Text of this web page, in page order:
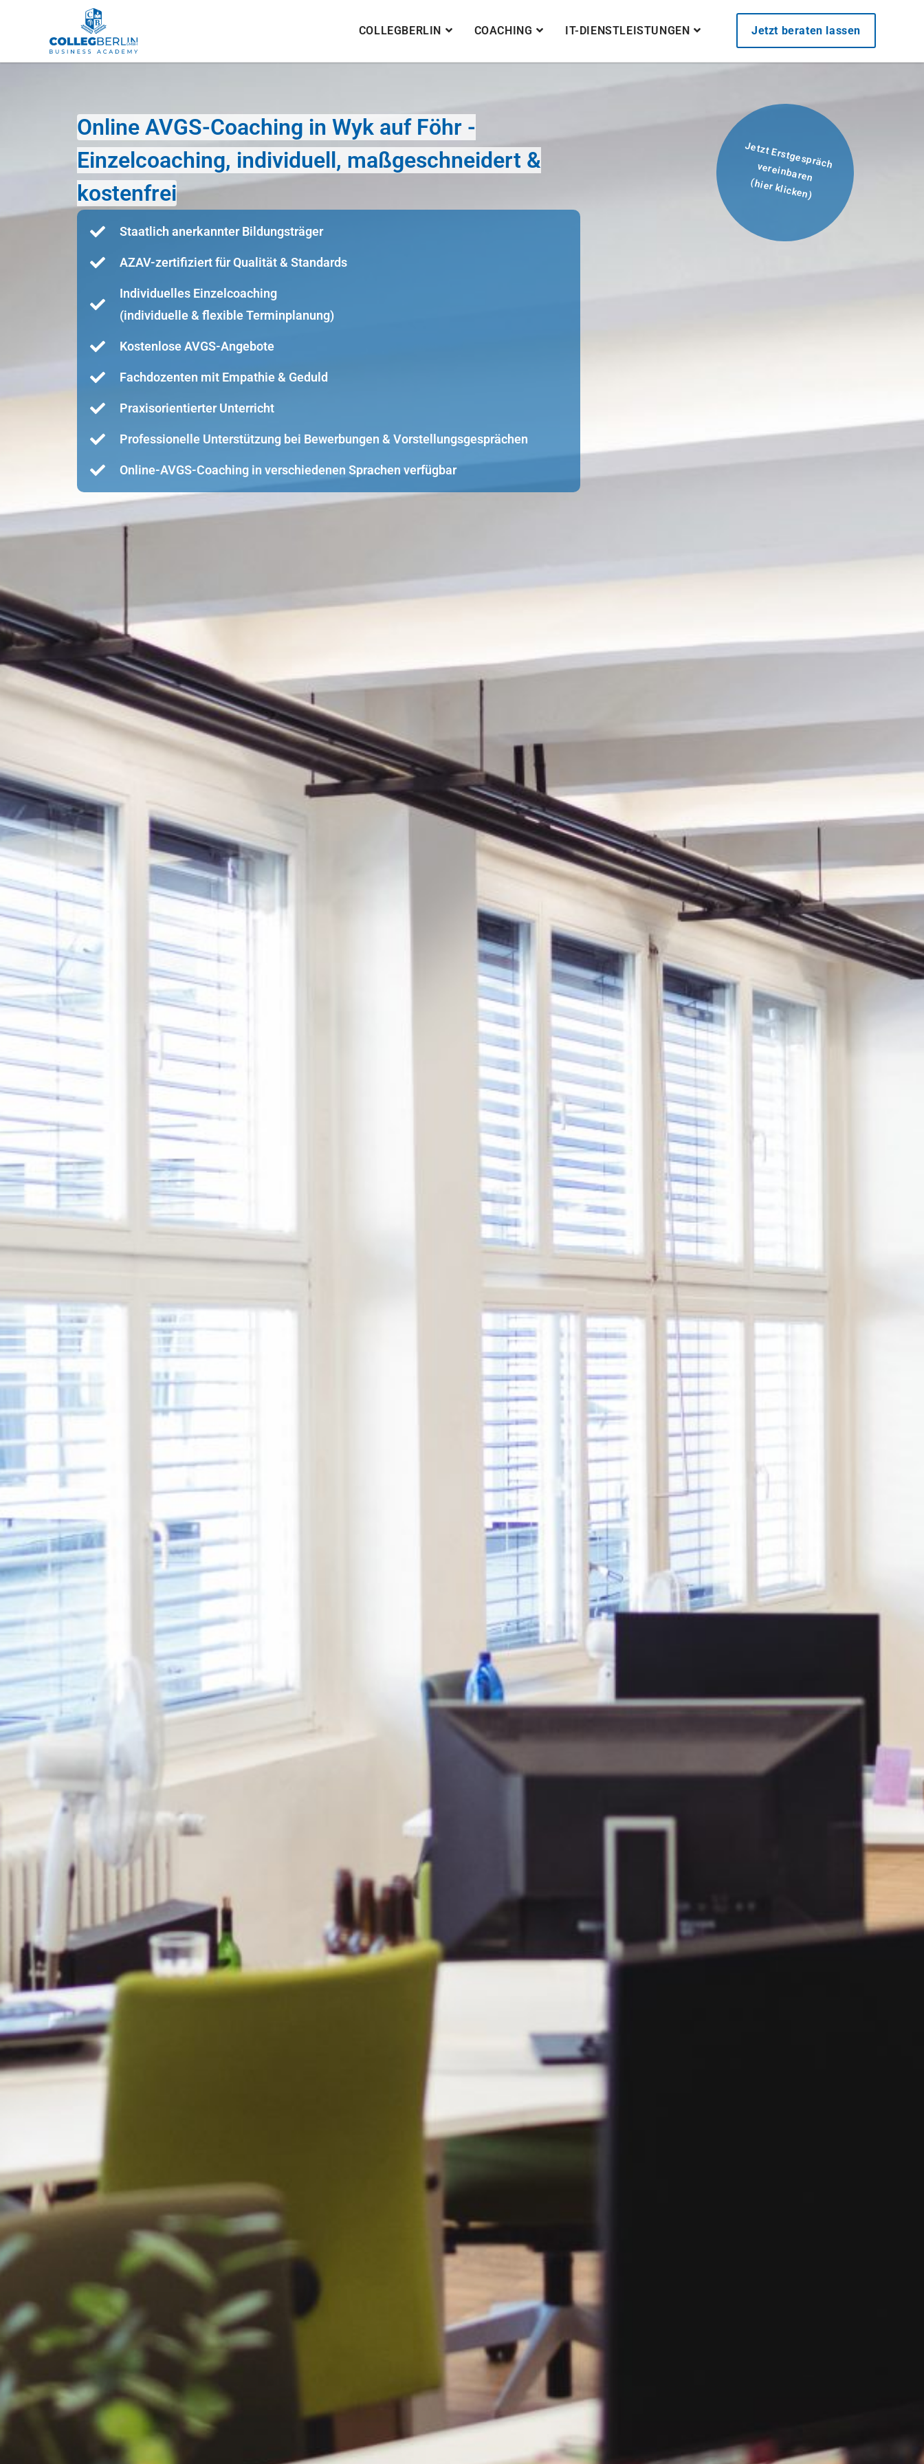
COLLEGBERLIN COACHING IT-DIENSTLEISTUNGEN Jetzt beraten lassen
Online AVGS-Coaching in Wyk auf Föhr -
Einzelcoaching, individuell, maßgeschneidert &
kostenfrei
Staatlich anerkannter Bildungsträger
AZAV-zertifiziert für Qualität & Standards
Individuelles Einzelcoaching
(individuelle & flexible Terminplanung)
Kostenlose AVGS-Angebote
Fachdozenten mit Empathie & Geduld
Praxisorientierter Unterricht
Professionelle Unterstützung bei Bewerbungen & Vorstellungsgesprächen
Online-AVGS-Coaching in verschiedenen Sprachen verfügbar
Jetzt Erstgespräch
vereinbaren
(hier klicken)